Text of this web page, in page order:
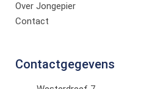
Over Jongepier
Contact
Contactgegevens